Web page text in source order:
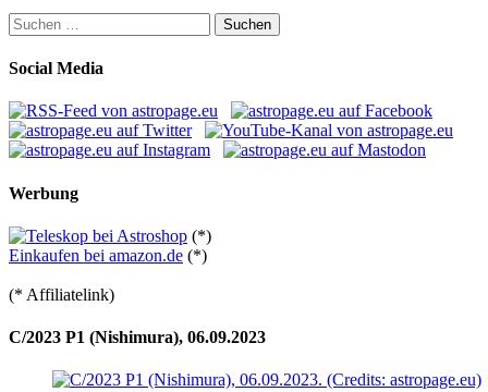
Suchen
nach:
Social Media
Werbung
(*)
Einkaufen bei amazon.de (*)
(* Affiliatelink)
C/2023 P1 (Nishimura), 06.09.2023